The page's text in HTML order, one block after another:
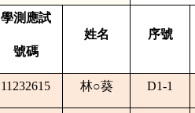
學測應試
號碼
姓名 序號
11232615 林○葵 D1-1